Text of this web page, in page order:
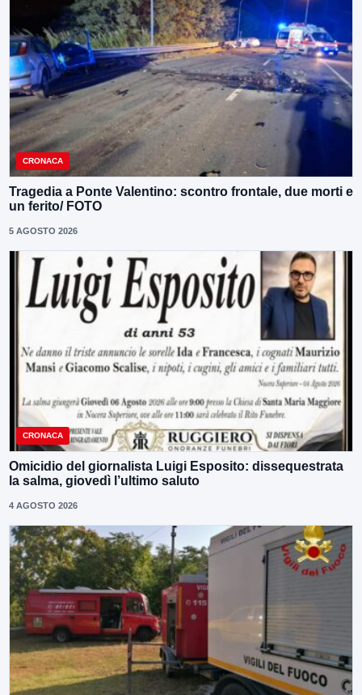
CRONACA
Tragedia a Ponte Valentino: scontro frontale, due morti e
un ferito/ FOTO
5 AGOSTO 2026
CRONACA
Omicidio del giornalista Luigi Esposito: dissequestrata
la salma, giovedì l’ultimo saluto
4 AGOSTO 2026